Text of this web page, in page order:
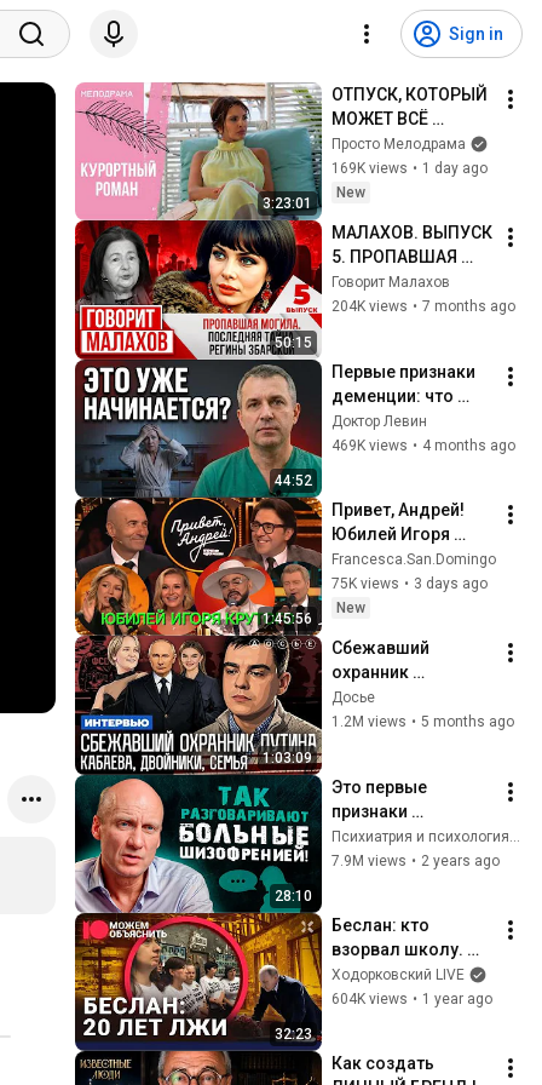
Sign in
3:23:01
ОТПУСК, КОТОРЫЙ
МОЖЕТ ВСЁ
ИЗМЕНИТЬ!
Курортный роман.
Все серии
Просто Мелодрама
169K views • 1 day ago
New
50:15
МАЛАХОВ. ВЫПУСК
5. ПРОПАВШАЯ
МОГИЛА.
ПОСЛЕДНЯЯ
Говорит Малахов
204K views • 7 months ago
44:52
Первые признаки
деменции: что
нельзя
игнорировать
признаков.
Доктор Левин
469K views • 4 months ago
1:45:56
Привет, Андрей!
Юбилей Игоря
Крутого 01.08.2026
Francesca.San.Domingo
75K views • 3 days ago
New
1:03:09
Сбежавший
охранник
президента.
Кабаева. Семья.
Интервью
Досье
1.2M views • 5 months ago
28:10
Это первые
признаки
ШИЗОФРЕНИИ! /
Как вовремя
расстройства?
7.9M views • 2 years ago
32:23
Беслан: кто
взорвал школу.
Главная тайна
Кремля. Матери
ОБЪЯСНИТЬ
Ходорковский LIVE
604K views • 1 year ago
Как создать